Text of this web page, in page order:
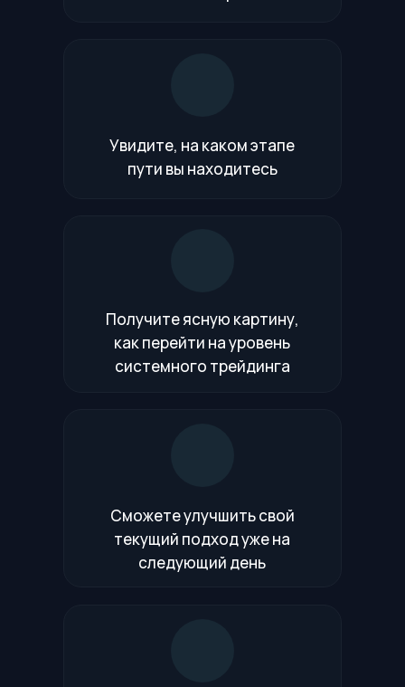
Увидите, на каком этапе
пути вы находитесь
Сможете улучшить свой
текущий подход уже на
следующий день
Получите ясную картину,
как перейти на уровень
системного трейдинга